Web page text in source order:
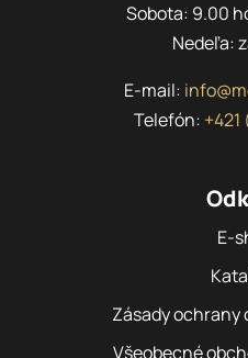
Sobota: 9.00
Nedeľa:
E-mail:
Telefón: +421
E-
Zásady ochrany
Všeobecné